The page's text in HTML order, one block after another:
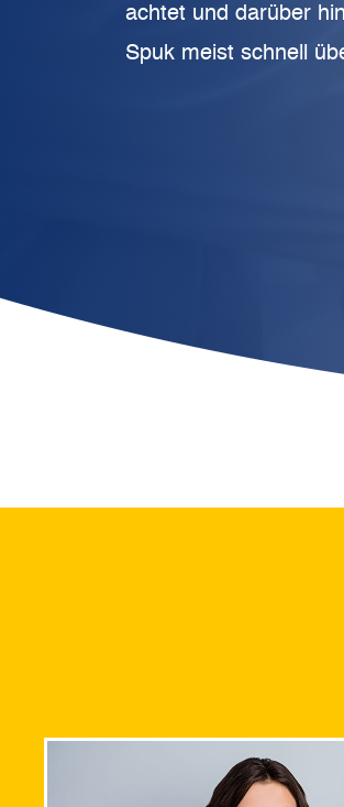
achtet und darüber
Spuk meist schnell